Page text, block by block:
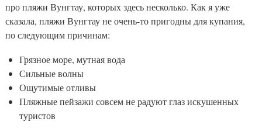
про пляжи Вунгтау, которых здесь несколько. Как я уже
сказала, пляжи Вунгтау не очень-то пригодны для купания,
по следующим причинам:
Грязное море, мутная вода
Сильные волны
Ощутимые отливы
Пляжные пейзажи совсем не радуют глаз искушенных
туристов